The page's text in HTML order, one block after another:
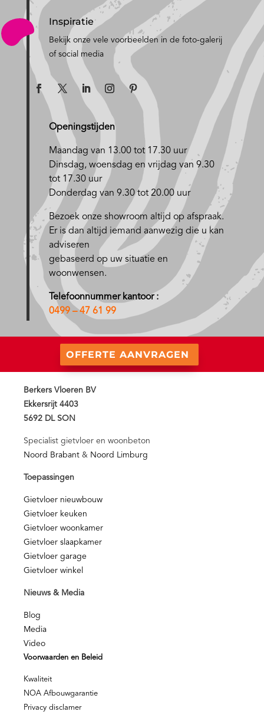
Inspiratie
Bekijk onze vele voorbeelden in de foto-galerij
of social media
Openingstijden
Maandag van 13.00 tot 17.30 uur
Dinsdag, woensdag en vrijdag van 9.30
tot 17.30 uur
Donderdag van 9.30 tot 20.00 uur
Bezoek onze showroom altijd op afspraak.
Er is dan altijd iemand aanwezig die u kan
adviseren
gebaseerd op uw situatie en
woonwensen.
Telefoonnummer kantoor :
0499 – 47 61 99
OFFERTE AANVRAGEN
Berkers Vloeren BV
Ekkersrijt 4403
5692 DL SON
Specialist gietvloer en woonbeton
Noord Brabant & Noord Limburg
Toepassingen
Gietvloer nieuwbouw
Gietvloer keuken
Gietvloer woonkamer
Gietvloer slaapkamer
Gietvloer garage
Gietvloer winkel
Nieuws & Media
Blog
Media
Video
Voorwaarden en Beleid
Kwaliteit
NOA Afbouwgarantie
Privacy disclamer